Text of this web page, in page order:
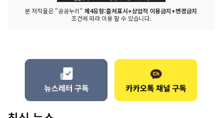
본 저작물은 "공공누리" 제4유형:출처표시+상업적 이용금지+변경금지
조건에 따라 이용 할 수 있습니다.